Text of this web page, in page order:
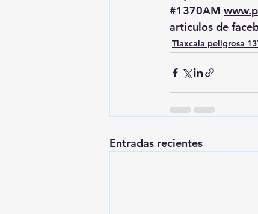
#1370AM
articulos de
Tlaxcala peligrosa
Entradas recientes